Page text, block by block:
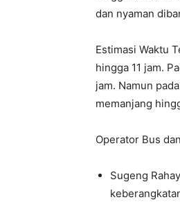
dan nyaman
Estimasi Waktu
hingga 11 jam.
jam. Namun
memanjang
Operator Bus
Sugeng